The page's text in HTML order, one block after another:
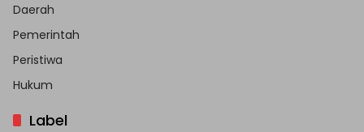
Daerah
Pemerintah
Peristiwa
Hukum
Label